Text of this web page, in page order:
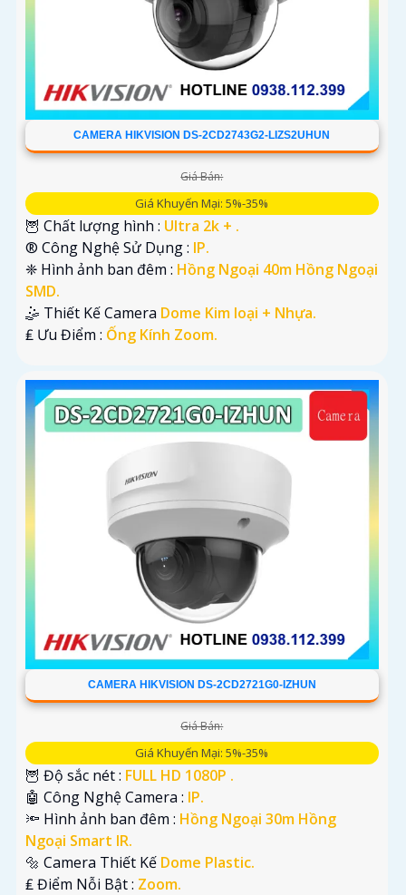
CAMERA HIKVISION DS-2CD2743G2-LIZS2UHUN
Giá Bán:
Giá Khuyến Mại: 5%-35%
🦉 Chất lượng hình : Ultra 2k + .
®️ Công Nghệ Sử Dụng : IP.
❈ Hình ảnh ban đêm : Hồng Ngoại 40m Hồng Ngoại
SMD.
🤹 Thiết Kế Camera Dome Kim loại + Nhựa.
️₤ Ưu Điểm : Ống Kính Zoom.
CAMERA HIKVISION DS-2CD2721G0-IZHUN
Giá Bán:
Giá Khuyến Mại: 5%-35%
🦉 Độ sắc nét : FULL HD 1080P .
🤖️ Công Nghệ Camera : IP.
🔦 Hình ảnh ban đêm : Hồng Ngoại 30m Hồng
Ngoại Smart IR.
🔩 Camera Thiết Kế Dome Plastic.
️₤ Điểm Nỗi Bật : Zoom.